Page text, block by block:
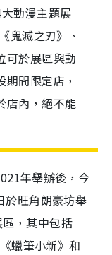
動漫主題展
鬼滅之刃》、
可於展區與動
間限定店，
店內，絕不能
年舉辦後，今
於旺角朗豪坊舉
，其中包括
蠟筆小新》和